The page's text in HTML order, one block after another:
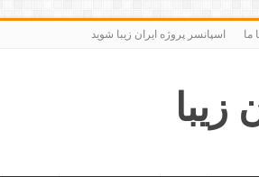
ما اسپانسر پروژه ایران زیبا شوید
زیبا